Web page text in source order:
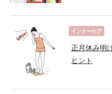
インナーケア
正月休み明
ヒント